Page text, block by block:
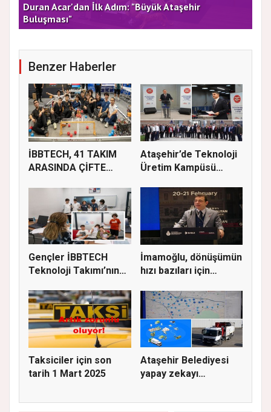
Duran Acar'dan İlk Adım: "Büyük Ataşehir
Buluşması"
Benzer Haberler
İBBTECH, 41 TAKIM
ARASINDA ÇİFTE
Ataşehir’de Teknoloji
Üretim Kampüsü
Gençler İBBTECH
Teknoloji Takımı’nın
İmamoğlu, dönüşümün
hızı bazıları için
Taksiciler için son
tarih 1 Mart 2025
Ataşehir Belediyesi
yapay zekayı